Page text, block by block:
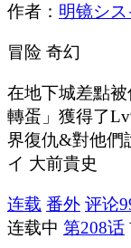
作者： 明镜シ
冒险 奇幻
在地下城差點
轉蛋」獲得了
界復仇&對他們
イ 大前貴史
连载 番外 评论
连载中 第208话